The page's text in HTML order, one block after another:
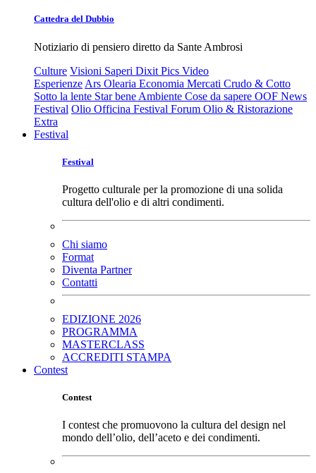
Cattedra del Dubbio
Notiziario di pensiero diretto da Sante Ambrosi
Culture Visioni Saperi Dixit Pics Video
Esperienze Ars Olearia Economia Mercati Crudo & Cotto
Sotto la lente Star bene Ambiente Cose da sapere OOF News
Festival Olio Officina Festival Forum Olio & Ristorazione
Extra
Festival
Festival
Progetto culturale per la promozione di una solida
cultura dell'olio e di altri condimenti.
Chi siamo
Format
Diventa Partner
Contatti
EDIZIONE 2026
PROGRAMMA
MASTERCLASS
ACCREDITI STAMPA
Contest
Contest
I contest che promuovono la cultura del design nel
mondo dell’olio, dell’aceto e dei condimenti.